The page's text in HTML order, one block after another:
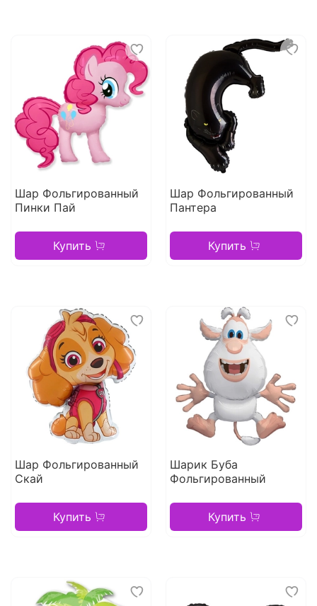
Шар Фольгированный
Пинки Пай
Купить
Шар Фольгированный
Пантера
Купить
Шар Фольгированный
Скай
Купить
Шарик Буба
Фольгированный
Купить